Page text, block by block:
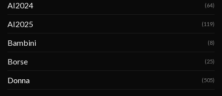
AI2024 (64)
AI2025 (119)
Bambini (8)
Borse (25)
Donna (505)